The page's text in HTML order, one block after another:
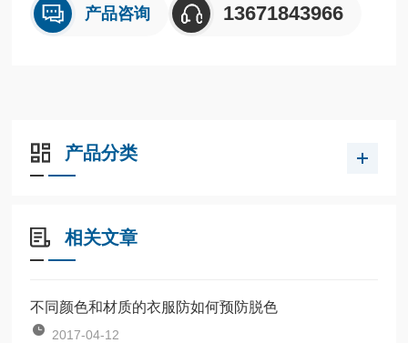
产品咨询 13671843966
产品分类
相关文章
不同颜色和材质的衣服防如何预防脱色
2017-04-12